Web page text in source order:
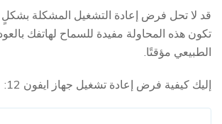
قد لا تحل فرض إعادة التشغيل المشكلة بشكلٍ
تكون هذه المحاولة مفيدة للسماح لهاتفك
الطبيعي مؤقتًا.
إليك كيفية فرض إعادة تشغيل جهاز ايفون 12: